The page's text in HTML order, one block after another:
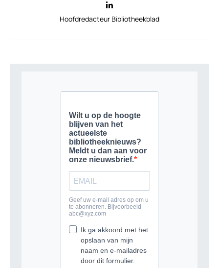
Hoofdredacteur Bibliotheekblad